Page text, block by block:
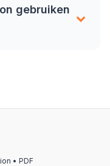
gebruiken
• PDF